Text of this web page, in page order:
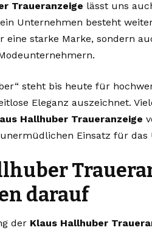
Traueranzeige lässt uns
Unternehmen besteht
eine starke Marke, sondern
steht bis heute für
Eleganz auszeichnet.
Hallhuber Traueranzeige
Einsatz für das
darauf
der Klaus Hallhuber